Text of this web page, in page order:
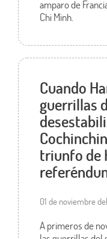
amparo de
Chi Minh.
Cuando
guerrillas
triunfo de
01 de noviembre
A primeros de